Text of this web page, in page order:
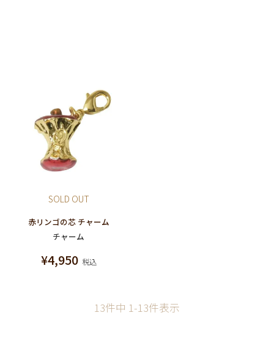
SOLD OUT
赤リンゴの芯 チャーム
チャーム
¥4,950 税込
13件中 1-13件表示